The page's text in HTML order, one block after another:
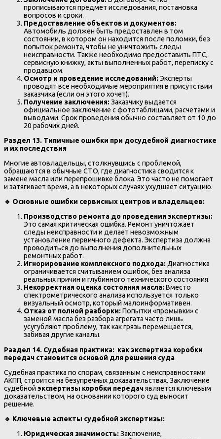
прописываются предмет исследования, постановка
вопросов и сроки.
Предоставление объектов и документов:
Автомобиль должен быть предоставлен в том
состоянии, в котором он находится после поломки, без
попыток ремонта, чтобы не уничтожить следы
неисправности. Также необходимо предоставить ПТС,
сервисную книжку, акты выполненных работ, переписку с
продавцом.
Осмотр и проведение исследований:Эксперты
проводят все необходимые мероприятия в присутствии
заказчика (если он этого хочет).
Получение заключения:Заказчику выдается
официальное заключение с фототаблицами, расчетами и
выводами. Срок проведения обычно составляет от 10 до
20 рабочих дней.
Раздел 13. Типичные ошибки при досудебной диагностике
и их последствия
Многие автовладельцы, столкнувшись с проблемой,
обращаются в обычные СТО, где диагностика сводится к
замене масла или перепрошивке блока. Это часто не помогает
и затягивает время, а в некоторых случаях ухудшает ситуацию.
🔹 Основные ошибки сервисных центров и владельцев:
Производство ремонта до проведения экспертизы:
Это самая критическая ошибка. Ремонт уничтожает
следы неисправности и делает невозможным
установление первичного дефекта. Экспертиза должна
проводиться до выполнения дополнительных
ремонтных работ.
Игнорирование комплексного подхода:Диагностика
ограничивается считыванием ошибок, без анализа
реальных причин и глубинного технического состояния.
Некорректная оценка состояния масла:Вместо
спектрометрического анализа используется только
визуальный осмотр, который малоинформативен.
Отказ от полной разборки:Попытки «промывки» с
заменой масла без разбора агрегата часто лишь
усугубляют проблему, так как грязь перемещается,
забивая другие каналы.
Раздел 14. Судебная практика: как экспертиза коробки
передач становится основой для решения суда
Судебная практика по спорам, связанным с неисправностями
АКПП, строится на безупречных доказательствах. Заключение
судебной экспертизы коробки передачявляется ключевым
доказательством, на основании которого суд выносит
решение.
🔹 Ключевые аспекты судебной экспертизы:
Юридическая значимость:Заключение,